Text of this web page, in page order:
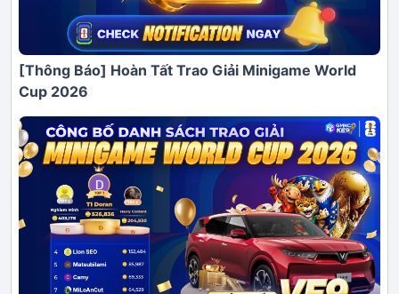
[Thông Báo] Hoàn Tất Trao Giải Minigame World
Cup 2026